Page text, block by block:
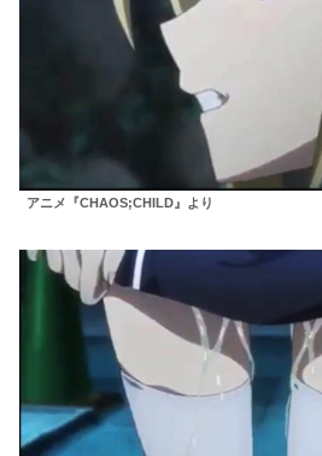
アニメ『CHAOS;CHILD』より